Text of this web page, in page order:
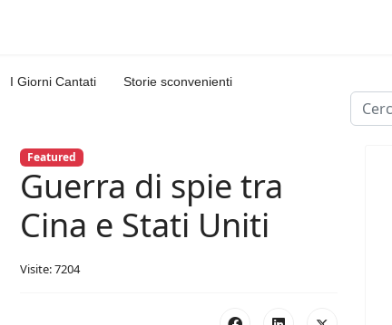
I Giorni Cantati Storie sconvenienti
Cerca
Featured
Guerra di spie tra
Cina e Stati Uniti
Visite: 7204